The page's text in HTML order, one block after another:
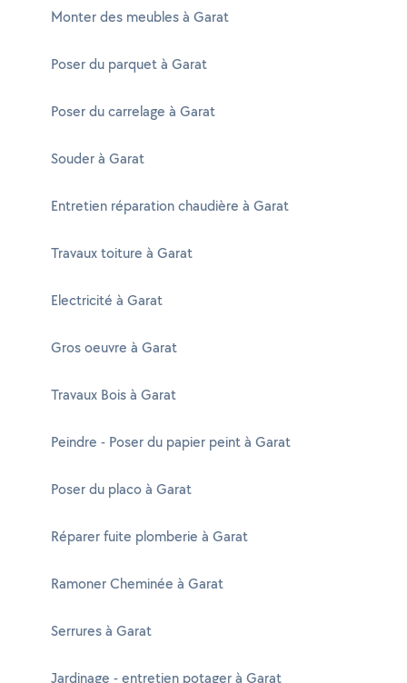
Monter des meubles à Garat
Poser du parquet à Garat
Poser du carrelage à Garat
Souder à Garat
Entretien réparation chaudière à Garat
Travaux toiture à Garat
Electricité à Garat
Gros oeuvre à Garat
Travaux Bois à Garat
Peindre - Poser du papier peint à Garat
Poser du placo à Garat
Réparer fuite plomberie à Garat
Ramoner Cheminée à Garat
Serrures à Garat
Jardinage - entretien potager à Garat